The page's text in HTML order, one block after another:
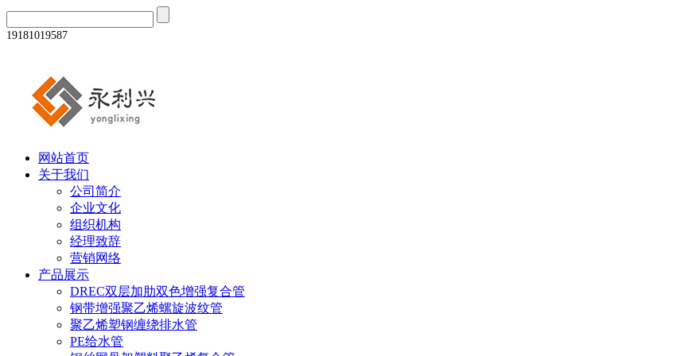
19181019587
网站首页
关于我们
公司简介
企业文化
组织机构
经理致辞
营销网络
产品展示
DREC双层加肋双色增强复合管
钢带增强聚乙烯螺旋波纹管
聚乙烯塑钢缠绕排水管
PE给水管